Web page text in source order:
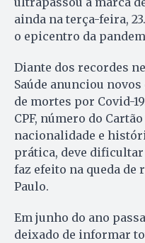
ainda na terça-feira,
o epicentro da
Diante dos recordes
Saúde anunciou
de mortes por Covid-
CPF, número do
nacionalidade e
prática, deve
faz efeito na queda de
Paulo.
Em junho do ano
deixado de informar